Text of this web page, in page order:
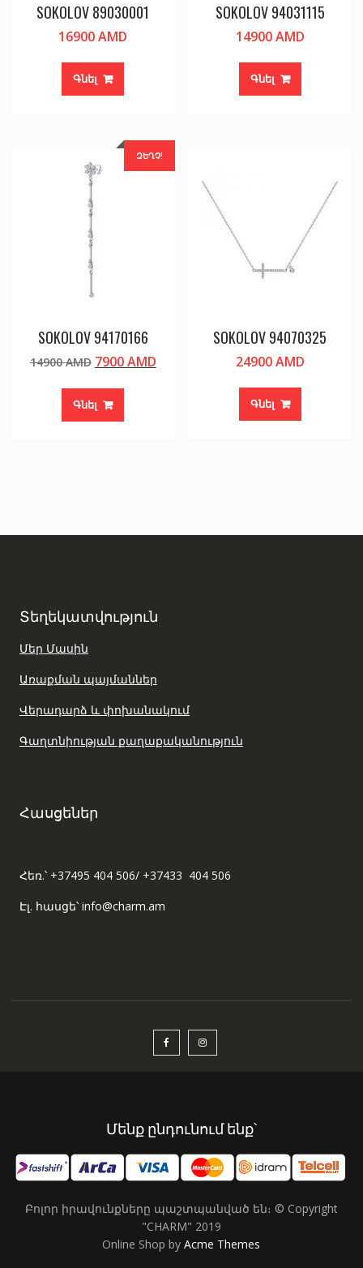
SOKOLOV 89030001
16900AMD
Գնել
SOKOLOV 94031115
14900AMD
Գնել
ԶԵՂՉ!
SOKOLOV 94170166
14900AMD Original
was:
14900 AMD.
7900AMDCurrent
Գնել
SOKOLOV 94070325
24900AMD
Գնել
Տեղեկատվություն
Մեր Մասին
Առաքման պայմաններ
Վերադարձ և փոխանակում
Գաղտնիության քաղաքականություն
Հասցեներ
Հեռ.՝ +37495 404 506/ +37433 404 506
Էլ. հասցե՝ info@charm.am
Մենք ընդունում ենք՝
Բոլոր իրավունքները պաշտպանված են։ © Copyright
"CHARM" 2019
Online Shop byAcme Themes